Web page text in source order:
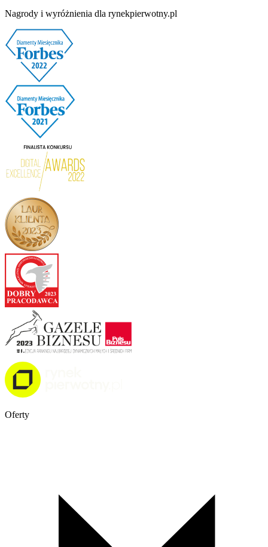
Nagrody i wyróżnienia dla rynekpierwotny.pl
Oferty